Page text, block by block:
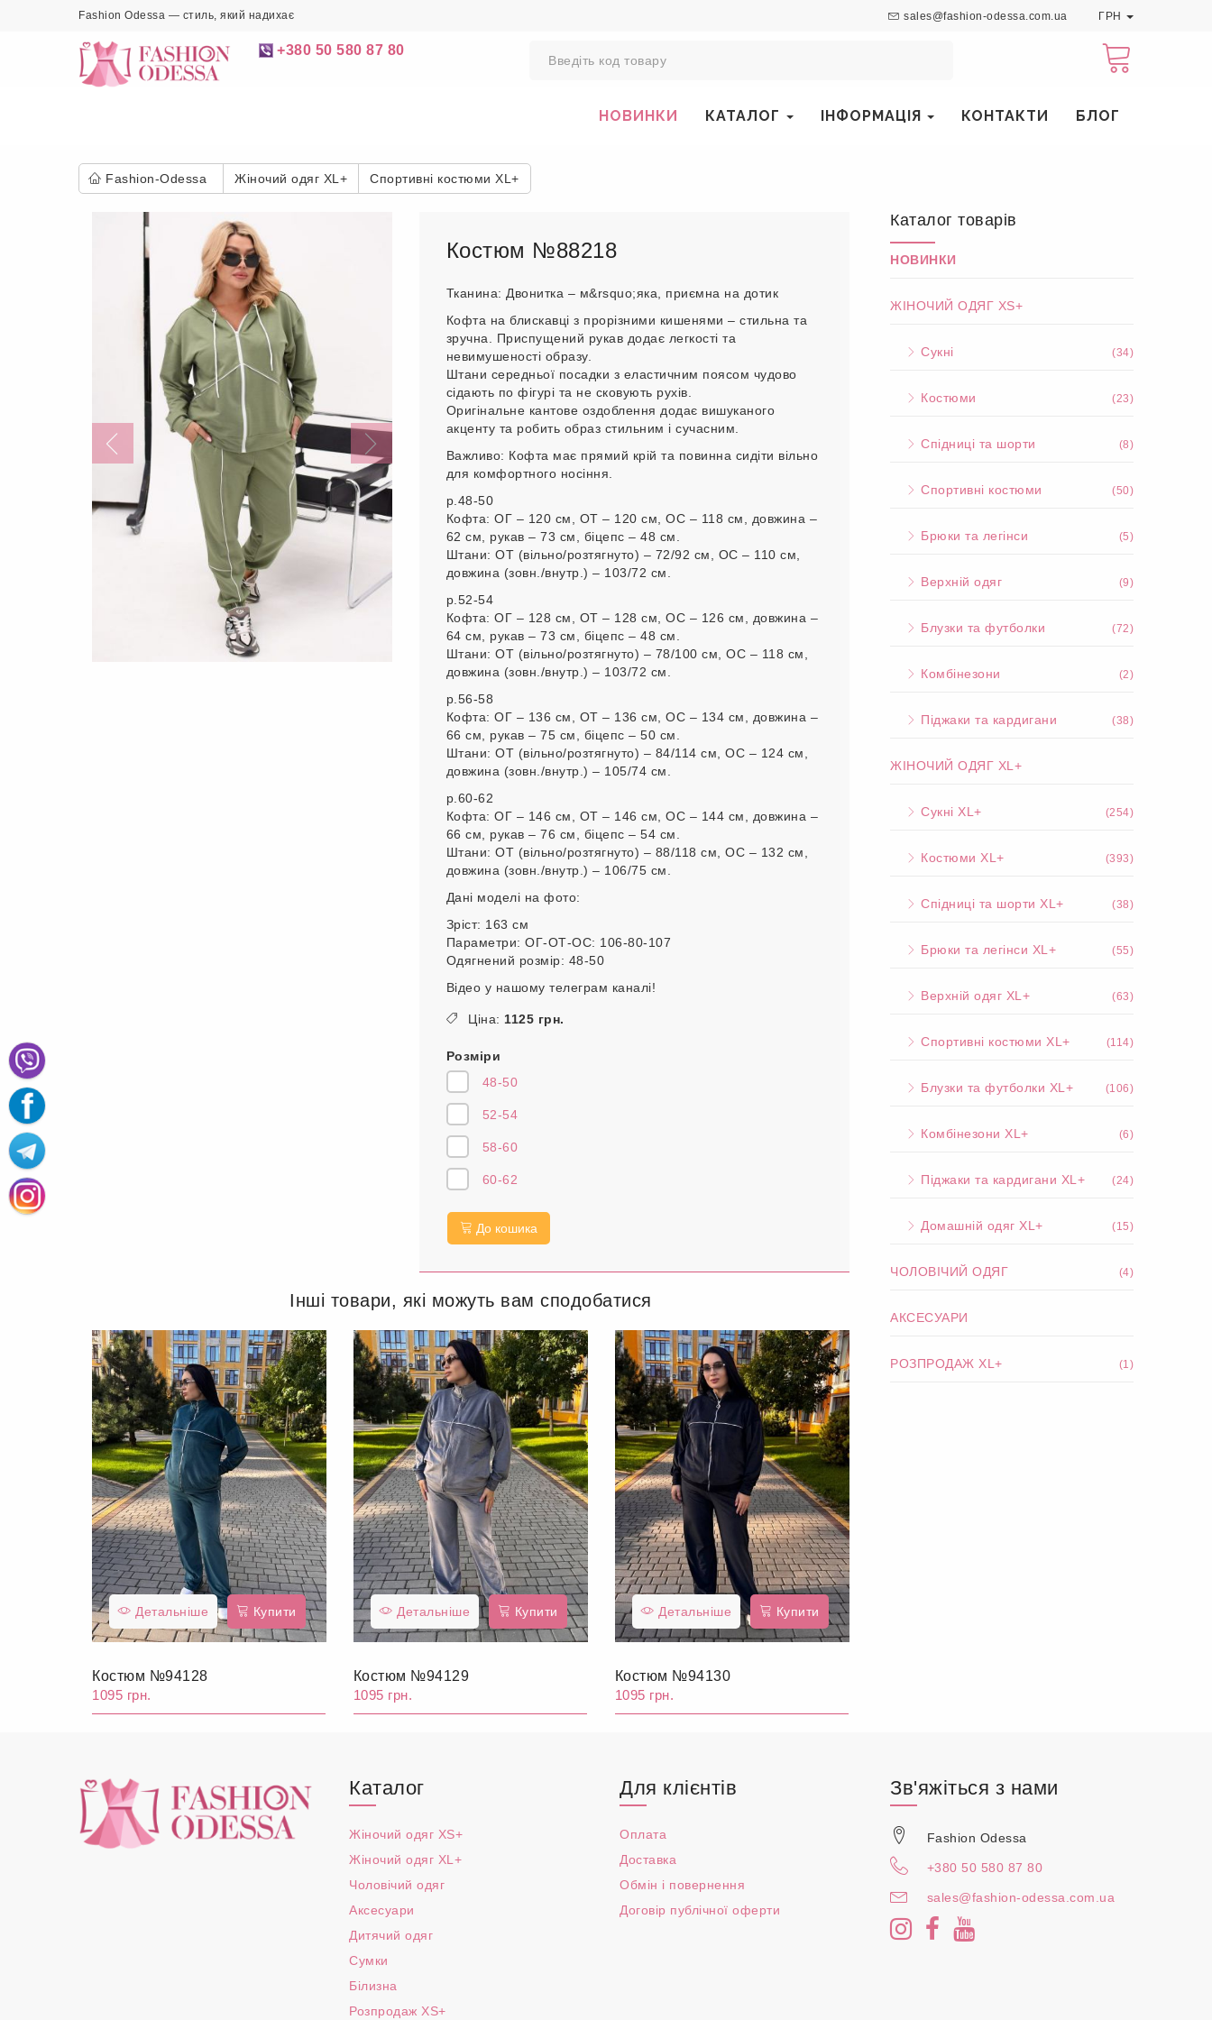
Fashion Odessa — стиль, який надихає sales@fashion-odessa.com.ua ГРН
+380 50 580 87 80
НОВИНКИ КАТАЛОГ ІНФОРМАЦІЯ КОНТАКТИ БЛОГ
Fashion-Odessa Жіночий одяг XL+ Спортивні костюми XL+
Костюм №88218
Тканина: Двонитка – м&rsquo;яка, приємна на дотик
Кофта на блискавці з прорізними кишенями – стильна та
зручна. Приспущений рукав додає легкості та
невимушеності образу.
Штани середньої посадки з еластичним поясом чудово
сідають по фігурі та не сковують рухів.
Оригінальне кантове оздоблення додає вишуканого
акценту та робить образ стильним і сучасним.
Важливо: Кофта має прямий крій та повинна сидіти вільно
для комфортного носіння.
р.48-50
Кофта: ОГ – 120 см, ОТ – 120 см, ОС – 118 см, довжина –
62 см, рукав – 73 см, біцепс – 48 см.
Штани: ОТ (вільно/розтягнуто) – 72/92 см, ОС – 110 см,
довжина (зовн./внутр.) – 103/72 см.
р.52-54
Кофта: ОГ – 128 см, ОТ – 128 см, ОС – 126 см, довжина –
64 см, рукав – 73 см, біцепс – 48 см.
Штани: ОТ (вільно/розтягнуто) – 78/100 см, ОС – 118 см,
довжина (зовн./внутр.) – 103/72 см.
р.56-58
Кофта: ОГ – 136 см, ОТ – 136 см, ОС – 134 см, довжина –
66 см, рукав – 75 см, біцепс – 50 см.
Штани: ОТ (вільно/розтягнуто) – 84/114 см, ОС – 124 см,
довжина (зовн./внутр.) – 105/74 см.
р.60-62
Кофта: ОГ – 146 см, ОТ – 146 см, ОС – 144 см, довжина –
66 см, рукав – 76 см, біцепс – 54 см.
Штани: ОТ (вільно/розтягнуто) – 88/118 см, ОС – 132 см,
довжина (зовн./внутр.) – 106/75 см.
Дані моделі на фото:
Зріст: 163 см
Параметри: ОГ-ОТ-ОС: 106-80-107
Одягнений розмір: 48-50
Відео у нашому телеграм каналі!
Ціна: 1125 грн.
Розміри
48-50
52-54
58-60
60-62
До кошика
Інші товари, які можуть вам сподобатися
Детальніше Купити
Костюм №94128
1095 грн.
Детальніше Купити
Костюм №94129
1095 грн.
Детальніше Купити
Костюм №94130
1095 грн.
Каталог товарів
НОВИНКИ
ЖІНОЧИЙ ОДЯГ XS+
Сукні (34)
Костюми (23)
Спідниці та шорти (8)
Спортивні костюми (50)
Брюки та легінси (5)
Верхній одяг (9)
Блузки та футболки (72)
Комбінезони (2)
Піджаки та кардигани (38)
ЖІНОЧИЙ ОДЯГ XL+
Сукні XL+ (254)
Костюми XL+ (393)
Спідниці та шорти XL+ (38)
Брюки та легінси XL+ (55)
Верхній одяг XL+ (63)
Спортивні костюми XL+ (114)
Блузки та футболки XL+ (106)
Комбінезони XL+ (6)
Піджаки та кардигани XL+ (24)
Домашній одяг XL+ (15)
ЧОЛОВІЧИЙ ОДЯГ (4)
АКСЕСУАРИ
РОЗПРОДАЖ XL+ (1)
Каталог
Жіночий одяг XS+
Жіночий одяг XL+
Чоловічий одяг
Аксесуари
Дитячий одяг
Сумки
Білизна
Розпродаж XS+
Для клієнтів
Оплата
Доставка
Обмін і повернення
Договір публічної оферти
Зв'яжіться з нами
Fashion Odessa
+380 50 580 87 80
sales@fashion-odessa.com.ua